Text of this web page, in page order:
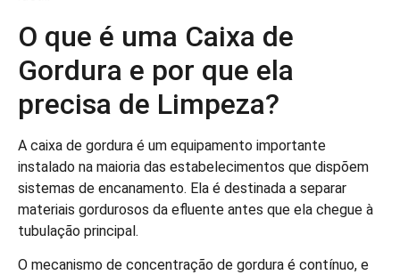
O que é uma Caixa de
Gordura e por que ela
precisa de Limpeza?
A caixa de gordura é um equipamento importante
instalado na maioria das estabelecimentos que dispõem
sistemas de encanamento. Ela é destinada a separar
materiais gordurosos da efluente antes que ela chegue à
tubulação principal.
O mecanismo de concentração de gordura é contínuo, e